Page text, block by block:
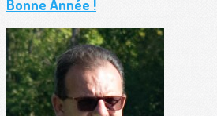
Bonne Année !